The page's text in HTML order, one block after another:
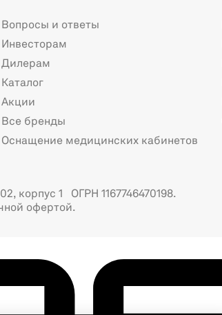
Вопросы и ответы
Инвесторам
Дилерам
Каталог
Акции
Все бренды
Оснащение медицинских кабинетов
корпус 1 ОГРН 1167746470198.
офертой.